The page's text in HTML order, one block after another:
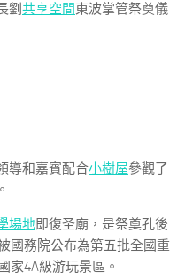
劉 共享空間東波掌管祭奠儀
導和嘉賓配合小樹屋參觀了
場地即復圣廟，是祭奠孔後
國務院公布為第五批全國重
家4A級游玩景區。